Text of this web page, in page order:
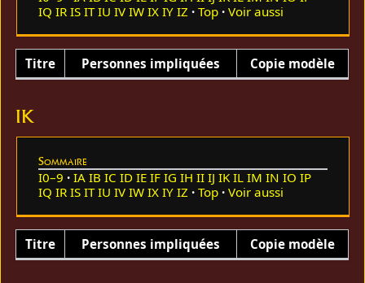
IQ IR IS IT IU IV IW IX IY IZ Top Voir aussi
Titre Personnes impliquées Copie modèle
IK
Sommaire
I0–9 IA IB IC ID IE IF IG IH II IJ IK IL IM IN IO IP
IQ IR IS IT IU IV IW IX IY IZ Top Voir aussi
Titre Personnes impliquées Copie modèle